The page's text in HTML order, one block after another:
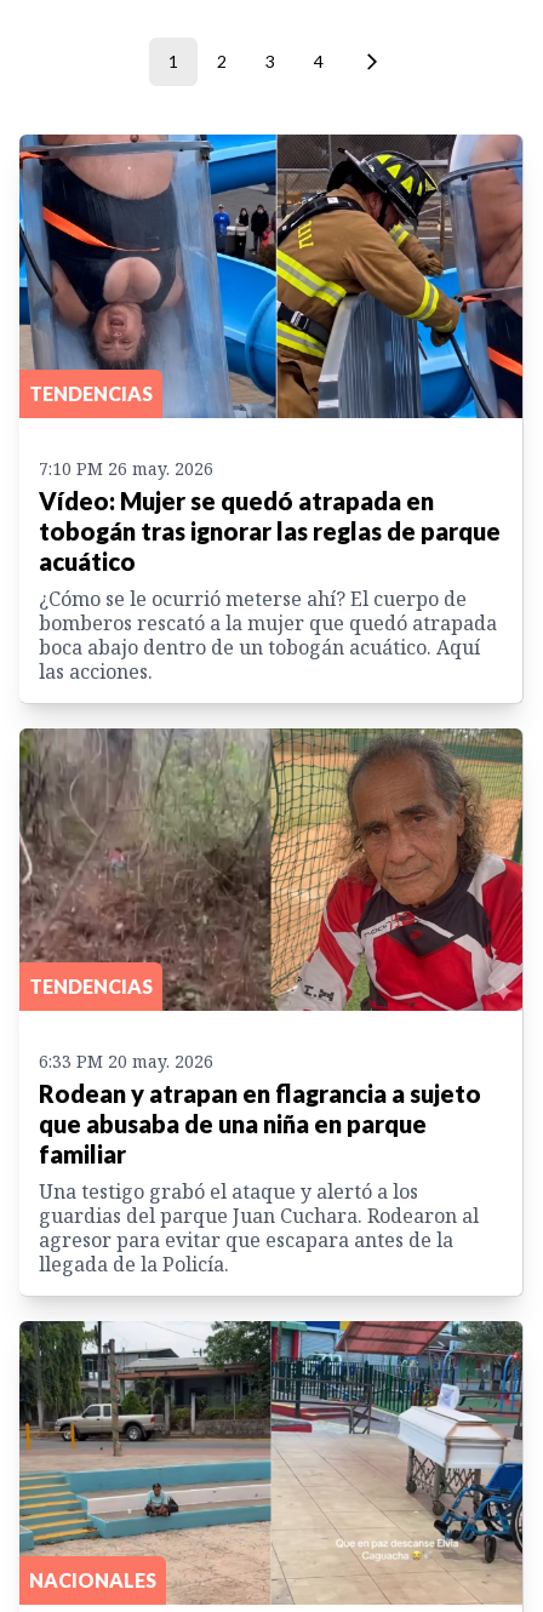
1 2 3 4
TENDENCIAS
7:10 PM 26 may. 2026
Vídeo: Mujer se quedó atrapada en
tobogán tras ignorar las reglas de parque
acuático
¿Cómo se le ocurrió meterse ahí? El cuerpo de
bomberos rescató a la mujer que quedó atrapada
boca abajo dentro de un tobogán acuático. Aquí
las acciones.
TENDENCIAS
6:33 PM 20 may. 2026
Rodean y atrapan en flagrancia a sujeto
que abusaba de una niña en parque
familiar
Una testigo grabó el ataque y alertó a los
guardias del parque Juan Cuchara. Rodearon al
agresor para evitar que escapara antes de la
llegada de la Policía.
NACIONALES